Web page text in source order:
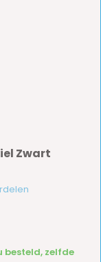
Zwart
besteld, zelfde